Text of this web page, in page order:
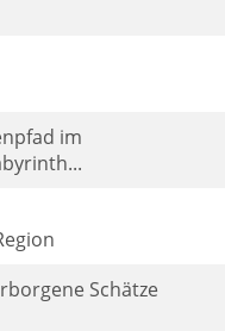
im
Schätze